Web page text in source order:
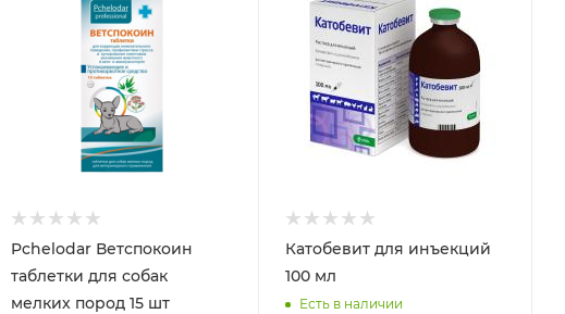
Pchelodar Ветспокоин
таблетки для собак
мелких пород 15 шт
Катобевит для инъекций
100 мл
Есть в наличии